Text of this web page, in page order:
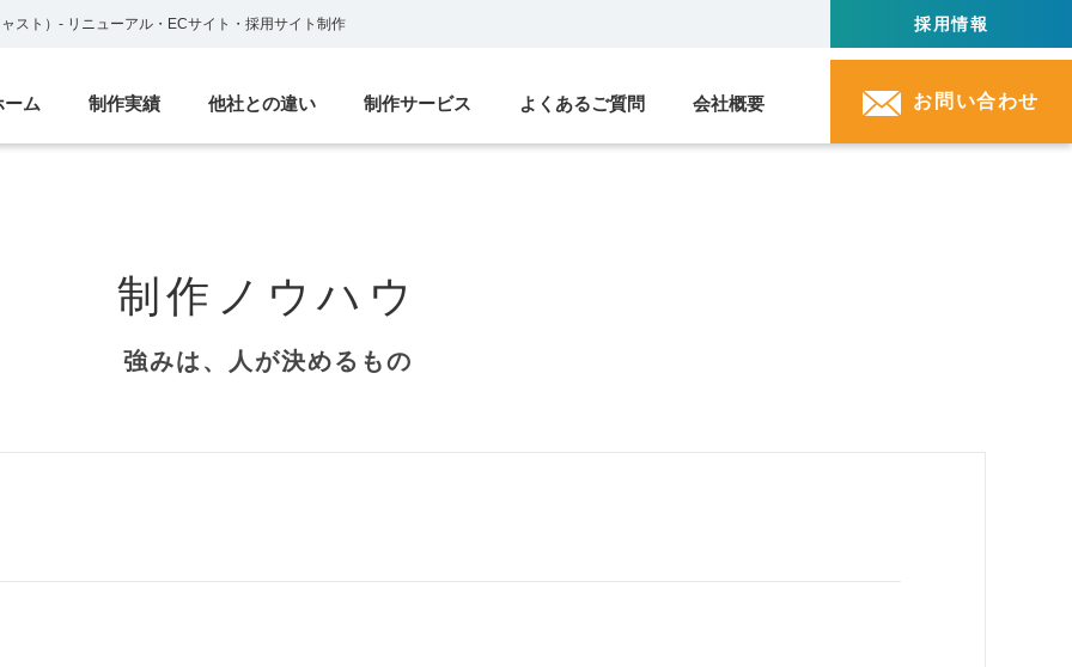
スト）- リニューアル・ECサイト・採用サイト制作
ーム 制作実績 他社との違い 制作サービス よくあるご質問 会社概要
採用情報
お問い合わせ
制作ノウハウ
強みは、人が決めるもの